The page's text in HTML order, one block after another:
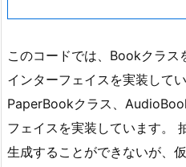
このコードでは、Bookクラ
インターフェイスを実装して
PaperBookクラス、
フェイスを実装しています。
生成することができないが、